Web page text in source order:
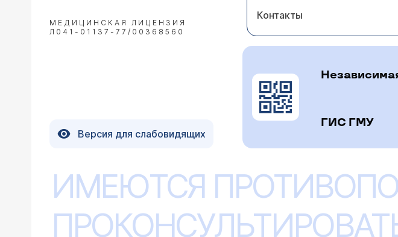
МЕДИЦИНСКАЯ ЛИЦЕНЗИЯ
Л041-01137-77/00368560
Контакты
Версия для слабовидящих
ГИС ГМУ
ИМЕЮТСЯ